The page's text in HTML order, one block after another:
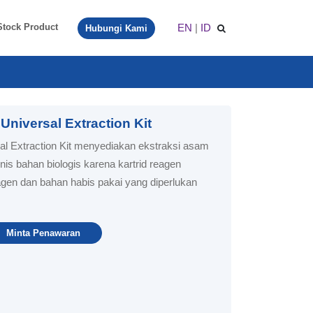
Product Hubungi Kami EN | ID
Extraction Kit
Extraction Kit menyediakan ekstraksi asam
bahan biologis karena kartrid reagen
dan bahan habis pakai yang diperlukan
Minta Penawaran